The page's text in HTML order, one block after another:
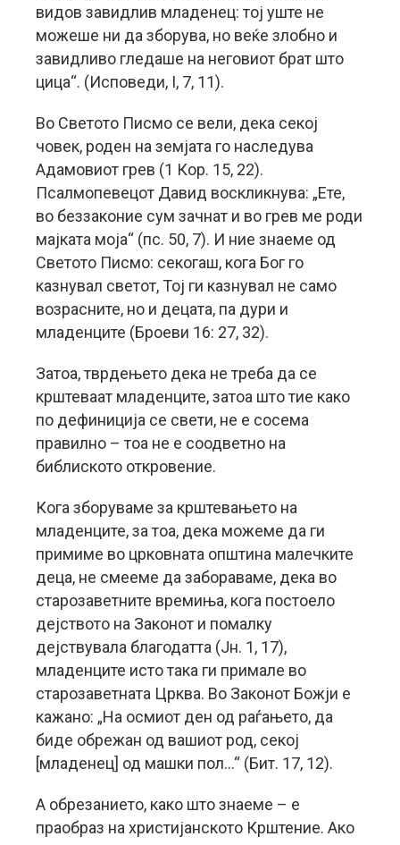
видов завидлив младенец: тој уште не
можеше ни да зборува, но веќе злобно и
завидливо гледаше на неговиот брат што
цица“. (Исповеди, I, 7, 11).
Во Светото Писмо се вели, дека секој
човек, роден на земјата го наследува
Адамовиот грев (1 Кор. 15, 22).
Псалмопевецот Давид воскликнува: „Ете,
во беззаконие сум зачнат и во грев ме роди
мајката моја“ (пс. 50, 7). И ние знаеме од
Светото Писмо: секогаш, кога Бог го
казнувал светот, Тој ги казнувал не само
возрасните, но и децата, па дури и
младенците (Броеви 16: 27, 32).
Затоа, тврдењето дека не треба да се
крштеваат младенците, затоа што тие како
по дефиниција се свети, не е сосема
правилно – тоа не е соодветно на
библиското откровение.
Кога зборуваме за крштевањето на
младенците, за тоа, дека можеме да ги
примиме во црковната општина малечките
деца, не смееме да забораваме, дека во
старозаветните времиња, кога постоело
дејството на Законот и помалку
дејствувала благодатта (Јн. 1, 17),
младенците исто така ги примале во
старозаветната Црква. Во Законот Божји е
кажано: „На осмиот ден од раѓањето, да
биде обрежан од вашиот род, секој
[младенец] од машки пол…“ (Бит. 17, 12).
А обрезанието, како што знаеме – е
праобраз на христијанското Крштение. Ако